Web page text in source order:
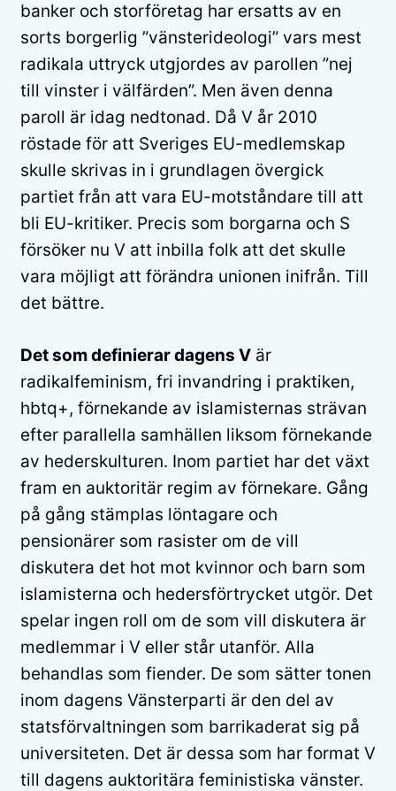
banker och storföretag har ersatts av en
sorts borgerlig ”vänsterideologi” vars mest
radikala uttryck utgjordes av parollen ”nej
till vinster i välfärden”. Men även denna
paroll är idag nedtonad. Då V år 2010
röstade för att Sveriges EU-medlemskap
skulle skrivas in i grundlagen övergick
partiet från att vara EU-motståndare till att
bli EU-kritiker. Precis som borgarna och S
försöker nu V att inbilla folk att det skulle
vara möjligt att förändra unionen inifrån. Till
det bättre.
Det som definierar dagens V är
radikalfeminism, fri invandring i praktiken,
hbtq+, förnekande av islamisternas strävan
efter parallella samhällen liksom förnekande
av hederskulturen. Inom partiet har det växt
fram en auktoritär regim av förnekare. Gång
på gång stämplas löntagare och
pensionärer som rasister om de vill
diskutera det hot mot kvinnor och barn som
islamisterna och hedersförtrycket utgör. Det
spelar ingen roll om de som vill diskutera är
medlemmar i V eller står utanför. Alla
behandlas som fiender. De som sätter tonen
inom dagens Vänsterparti är den del av
statsförvaltningen som barrikaderat sig på
universiteten. Det är dessa som har format V
till dagens auktoritära feministiska vänster.